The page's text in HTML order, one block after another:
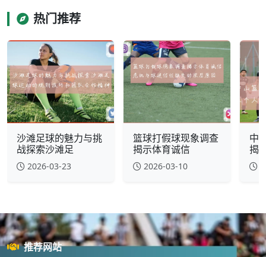
热门推荐
沙滩足球的魅力与挑
战探索沙滩足
2026-03-23
篮球打假球现象调查
揭示体育诚信
2026-03-10
中
揭
推荐网站